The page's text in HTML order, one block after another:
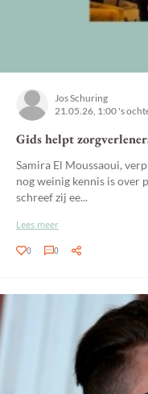
Jos Schuring
21.05.26, 1:00 's
Gids helpt
Samira El Moussaoui,
nog weinig kennis is over
schreef zij ee...
Lees meer
0 0